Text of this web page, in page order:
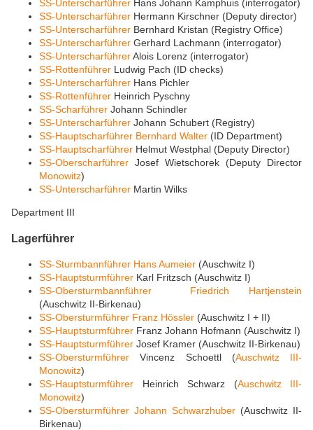
SS-Unterscharführer Hans Johann Kamphuis (interrogator)
SS-Unterscharführer Hermann Kirschner (Deputy director)
SS-Unterscharführer Bernhard Kristan (Registry Office)
SS-Unterscharführer Gerhard Lachmann (interrogator)
SS-UnterscharführerAlois Lorenz (interrogator)
SS-Rottenführer Ludwig Pach (ID checks)
SS-Unterscharführer Hans Pichler
SS-Rottenführer Heinrich Pyschny
SS-Scharführer Johann Schindler
SS-Unterscharführer Johann Schubert (Registry)
SS-Hauptscharführer Bernhard Walter (ID Department)
SS-Hauptscharführer Helmut Westphal (Deputy Director)
SS-Oberscharführer Josef Wietschorek (Deputy Director
Monowitz)
SS-Unterscharführer Martin Wilks
Department III
Lagerführer
SS-Sturmbannführer Hans Aumeier (Auschwitz I)
SS-Hauptsturmführer Karl Fritzsch (Auschwitz I)
SS-Obersturmbannführer
Friedrich Hartjenstein
(Auschwitz II-Birkenau)
SS-Obersturmführer Franz Hössler (Auschwitz I + II)
SS-Hauptsturmführer Franz Johann Hofmann (Auschwitz I)
SS-Hauptsturmführer Josef Kramer (Auschwitz II-Birkenau)
SS-Obersturmführer Vincenz Schoettl (Auschwitz III-
Monowitz)
SS-Hauptsturmführer Heinrich Schwarz (Auschwitz III-
Monowitz)
SS-Obersturmführer Johann Schwarzhuber (Auschwitz II-
Birkenau)